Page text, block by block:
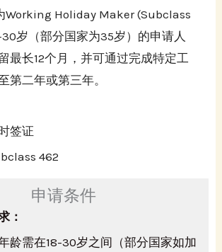
Working Holiday Maker (Subclass
岁（部分国家为35岁）的申请人
最长12个月，并可通过完成特定工
第二年或第三年。
签证
462
申请条件
：
龄需在18-30岁之间（部分国家如加